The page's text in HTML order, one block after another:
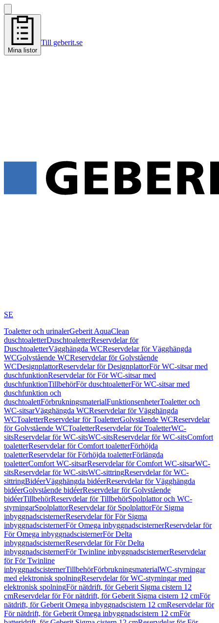
Mina listor
Till geberit.se
SE
Toaletter och urinalerGeberit AquaClean
duschtoaletterDuschtoaletterReservdelar för
DuschtoaletterVägghängda WCReservdelar för Vägghängda
WCGolvstående WCReservdelar för Golvstående
WCDesignplattorReservdelar för DesignplattorFör WC-sitsar med
duschfunktionReservdelar för För WC-sitsar med
duschfunktionTillbehörFör duschtoaletterFör WC-sitsar med
duschfunktion och
duschtoalettFörbrukningsmaterialFunktionsenheterToaletter och
WC-sitsarVägghängda WCReservdelar för Vägghängda
WCToaletterReservdelar för ToaletterGolvstående WCReservdelar
för Golvstående WCToaletterReservdelar för ToaletterWC-
sitsReservdelar för WC-sitsWC-sitsReservdelar för WC-sitsComfort
toaletterReservdelar för Comfort toaletterFörhöjda
toaletterReservdelar för Förhöjda toaletterFörlängda
toaletterComfort WC-sitsarReservdelar för Comfort WC-sitsarWC-
sitsReservdelar för WC-sitsWC-sittringReservdelar för WC-
sittringBidéerVägghängda bidéerReservdelar för Vägghängda
bidéerGolvstående bidéerReservdelar för Golvstående
bidéerTillbehörReservdelar för TillbehörSpolplattor och WC-
styrningarSpolplattorReservdelar för SpolplattorFör Sigma
inbyggnadscisternerReservdelar för För Sigma
inbyggnadscisternerFör Omega inbyggnadscisternerReservdelar för
För Omega inbyggnadscisternerFör Delta
inbyggnadscisternerReservdelar för För Delta
inbyggnadscisternerFör Twinline inbyggnadscisternerReservdelar
för För Twinline
inbyggnadscisternerTillbehörFörbrukningsmaterialWC-styrningar
med elektronisk spolningReservdelar för WC-styrningar med
elektronisk spolningFör nätdrift, för Geberit Sigma cistern 12
cmReservdelar för För nätdrift, för Geberit Sigma cistern 12 cmFör
nätdrift, för Geberit Omega inbyggnadscistern 12 cmReservdelar för
För nätdrift, för Geberit Omega inbyggnadscistern 12 cmFör